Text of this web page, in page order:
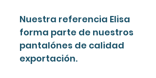
Nuestra referencia Elisa
forma parte de nuestros
pantalónes de calidad
exportación.